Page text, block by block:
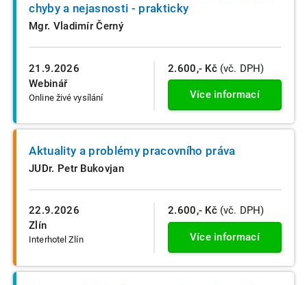
21.9.2026
Webinář
Online živé vysílání
chyby a nejasnosti - prakticky
Mgr. Vladimír Černý
2.600,- Kč (vč. DPH)
Více informací
22.9.2026
Zlín
Interhotel Zlín
Aktuality a problémy pracovního práva
JUDr. Petr Bukovjan
2.600,- Kč (vč. DPH)
Více informací